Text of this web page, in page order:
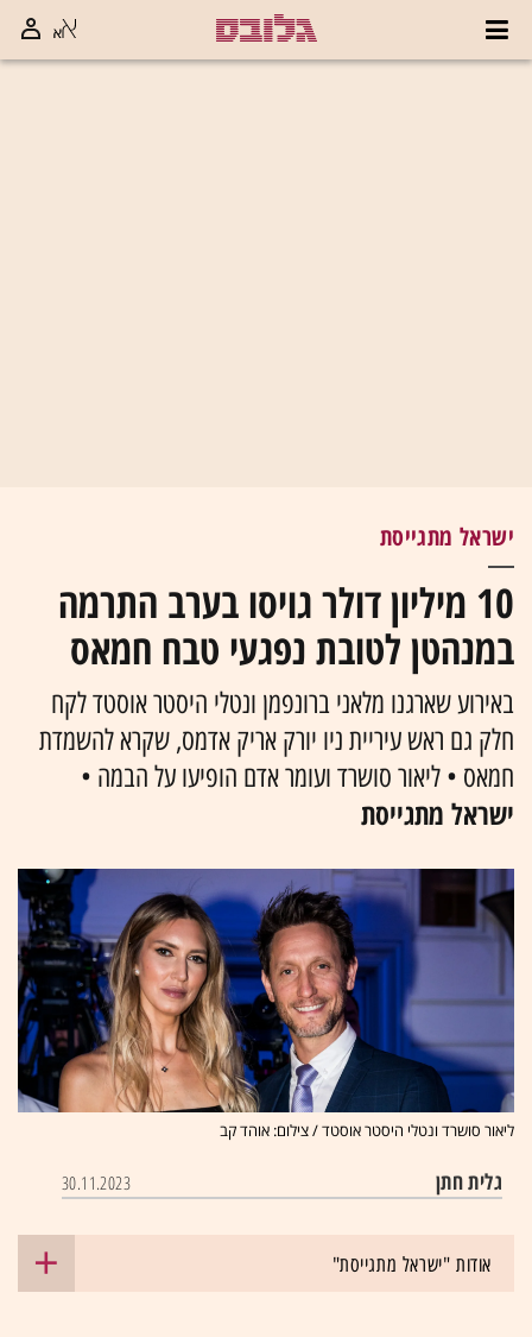
ישראל מתגייסת
10 מיליון דולר גויסו בערב התרמה
במנהטן לטובת נפגעי טבח חמאס
באירוע שארגנו מלאני ברונפמן ונטלי היסטר אוסטד לקח
חלק גם ראש עיריית ניו יורק אריק אדמס, שקרא להשמדת
חמאס • ליאור סושרד ועומר אדם הופיעו על הבמה •
ישראל מתגייסת
ליאור סושרד ונטלי היסטר אוסטד / צילום: אוהד קב
גלית חתן 30.11.2023
אודות "ישראל מתגייסת"